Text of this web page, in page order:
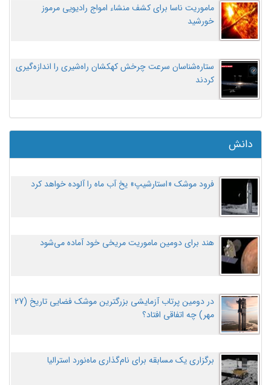
ماموریت ناسا برای کشف منشاء امواج رادیویی مرموز
خورشید
ستاره‌شناسان سرعت چرخش کهکشان راه‌شیری را اندازه‌گیری
کردند
دانش
فرود موشک «استارشیپ» یخ آب ماه را آلوده خواهد کرد
هند برای دومین ماموریت مریخی خود آماده می‌شود
در دومین پرتاب آزمایشی بزرگترین موشک فضایی تاریخ (27
مهر‌) چه اتفاقی افتاد؟
برگزاری یک مسابقه برای نام‌گذاری ماه‌نورد استرالیا